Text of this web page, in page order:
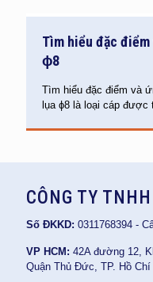
Tìm hiểu đặc
ϕ8
Tìm hiểu đặc điểm và
lụa ϕ8 là loại cáp được
CÔNG TY
Số ĐKKD: 0311768394 -
VP HCM: 42A đường 12,
Quận Thủ Đức, TP. Hồ Chí